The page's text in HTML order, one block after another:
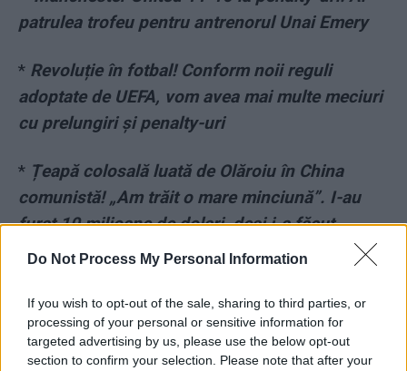
Do Not Process My Personal Information
If you wish to opt-out of the sale, sharing to third parties, or
processing of your personal or sensitive information for
targeted advertising by us, please use the below opt-out
section to confirm your selection. Please note that after your
patrulea trofeu pentru antrenorul Unai Emery
* Revoluție în fotbal! Conform noii reguli
adoptate de UEFA, vom avea mai multe meciuri
cu prelungiri și penalty-uri
* Țeapă colosală luată de Olăroiu în China
comunistă! „Am trăit o mare minciună”. I-au
furat 10 milioane de dolari, deși i-a făcut
campioni
*Clujul mai dă o lecție Bucureștiului: din
această vară va găzdui un turneu de tenis
feminin din circuitul mondial